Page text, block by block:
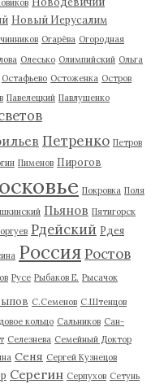
Новый Иерусалим
Огарёва Огородная
Олесько Олимпийский Ольга
Остафьево Остоженка Остров
Павелецкий Павлушенко
Петренко Петров
Пименов Пирогов
Покровка Поля
Пьянов Пятигорск
Рдейский Рдея
Россия Ростов
Русе Рыбаков Е. Рысачок
С.Семенов С.Штенцов
кольцо Сальников Сан-
Селезнева Семейный Доктор
Сеня Сергей Кузнецов
Серегин Серпухов Сетунь